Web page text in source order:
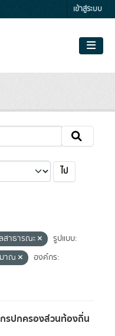
เข้าสู่ระบบ
ไป
สาธารณะ
รูปแบบ:
มาณ
องค์กร:
กรปกครองส่วนท้องถิ่น